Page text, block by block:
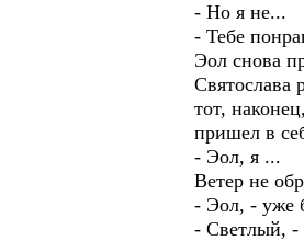
- Но я не...
- Тебе
Эол снова
Святослава
тот,
пришел в
- Эол, я ...
Ветер не
- Эол, - уже
- Светлый, -